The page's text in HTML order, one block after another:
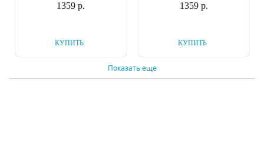
1359 р.
КУПИТЬ
1359 р.
КУПИТЬ
Показать еще